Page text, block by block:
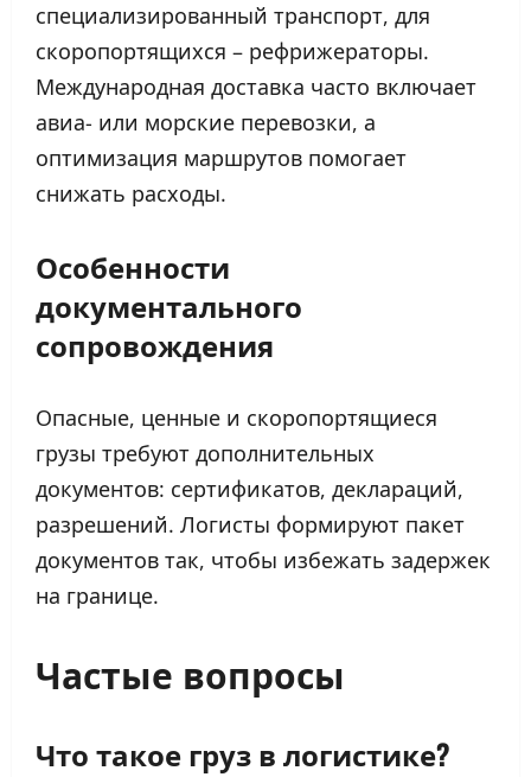
специализированный транспорт, для
скоропортящихся – рефрижераторы.
Международная доставка часто включает
авиа- или морские перевозки, а
оптимизация маршрутов помогает
снижать расходы.
Особенности
документального
сопровождения
Опасные, ценные и скоропортящиеся
грузы требуют дополнительных
документов: сертификатов, деклараций,
разрешений. Логисты формируют пакет
документов так, чтобы избежать задержек
на границе.
Частые вопросы
Что такое груз в логистике?